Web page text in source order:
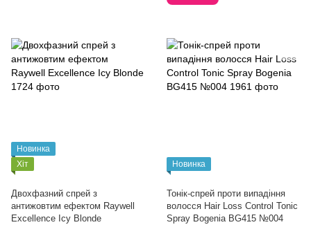
Новинка
Хіт
Двохфазний спрей з
антижовтим ефектом Raywell
Excellence Icy Blonde
Новинка
Тонік-спрей проти випадіння
волосся Hair Loss Control Tonic
Spray Bogenia BG415 №004